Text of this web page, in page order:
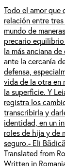
Todo el amor que
relación entre
mundo de
precario
la más anciana
ante la cercanía
defensa,
vida de la otra en
la superficie. Y
registra los
transcribirla y
identidad, en un
roles de hija y de
seguro.- Eli
Translated from
Written in